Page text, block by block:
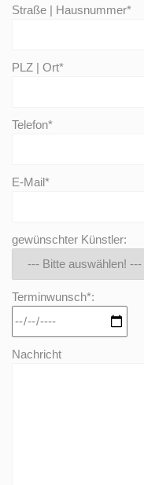
Straße | Hausnummer*
PLZ | Ort*
Telefon*
E-Mail*
gewünschter Künstler:
Terminwunsch*:
Nachricht